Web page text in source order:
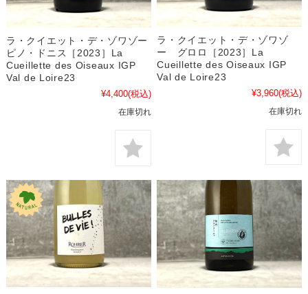
ラ・クイエット・デ・ゾワゾー
ピノ・ドニス［2023］La
Cueillette des Oiseaux IGP
Val de Loire23
¥4,400(税込)
在庫切れ
ラ・クイエット・デ・ゾワゾ
ー グロロ［2023］La
Cueillette des Oiseaux IGP
Val de Loire23
¥3,960(税込)
在庫切れ